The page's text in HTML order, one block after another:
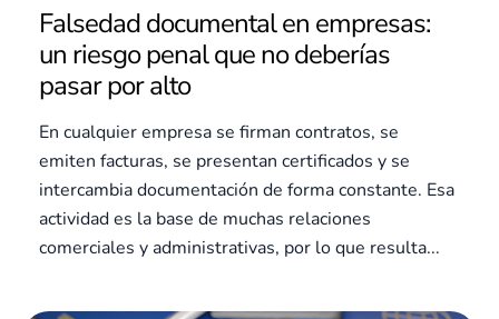
Falsedad documental en empresas:
un riesgo penal que no deberías
pasar por alto
En cualquier empresa se firman contratos, se
emiten facturas, se presentan certificados y se
intercambia documentación de forma constante. Esa
actividad es la base de muchas relaciones
comerciales y administrativas, por lo que resulta...